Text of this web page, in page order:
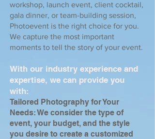
workshop, launch event, client cocktail,
gala dinner, or team-building session,
Photoevent is the right choice for you.
We capture the most important
moments to tell the story of your event.
With our industry experience and
expertise, we can provide you
with:
Tailored Photography for Your
Needs: We consider the type of
event, your budget, and the style
you desire to create a customized